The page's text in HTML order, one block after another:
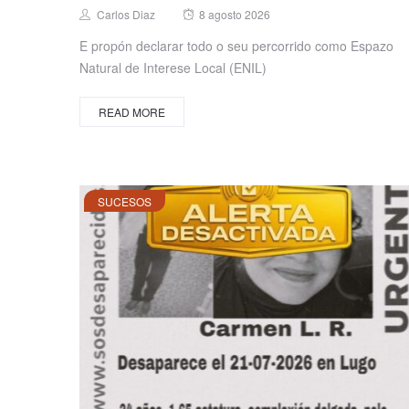
Author
Carlos Diaz
Posted
8 agosto 2026
E propón declarar todo o seu percorrido como Espazo
Natural de Interese Local (ENIL)
READ MORE
SUCESOS